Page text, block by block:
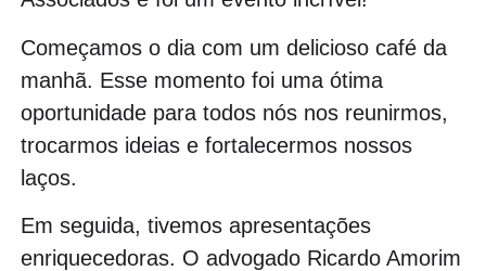
Começamos o dia com um delicioso café da
manhã. Esse momento foi uma ótima
oportunidade para todos nós nos reunirmos,
trocarmos ideias e fortalecermos nossos
laços.
Em seguida, tivemos apresentações
enriquecedoras. O advogado Ricardo Amorim